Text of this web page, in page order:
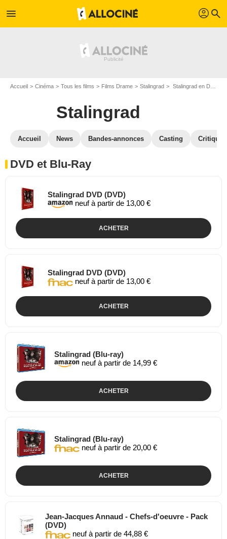
menu profil search
Accueil Cinéma Tous les films Films Drame Stalingrad Stalingrad en DVD Blu Ray
Stalingrad
Accueil News Bandes-annonces Casting
DVD et Blu-Ray
Stalingrad DVD (DVD)
neuf à partir de 13,00 €
ACHETER
Stalingrad DVD (DVD)
neuf à partir de 13,00 €
ACHETER
Stalingrad (Blu-ray)
neuf à partir de 14,99 €
ACHETER
Stalingrad (Blu-ray)
neuf à partir de 20,00 €
ACHETER
Jean-Jacques Annaud - Chefs-d'oeuvre - Pack
(DVD)
neuf à partir de 44,88 €